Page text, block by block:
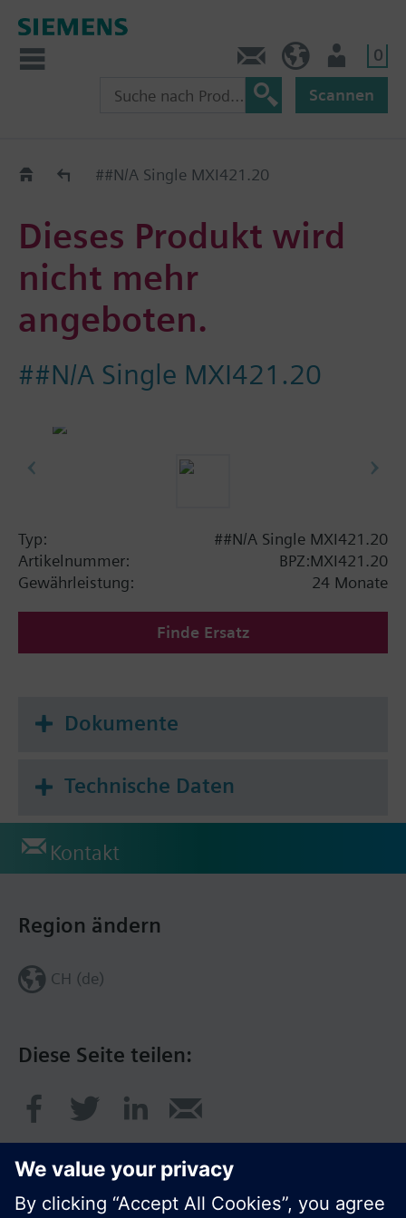
0
Scannen
Old2New##N/A Single MXI421.20
Dieses Produkt wird
nicht mehr
angeboten.
##N/A Single MXI421.20
Typ:
##N/A Single MXI421.20
Artikelnummer:
BPZ:MXI421.20
Gewährleistung:
24 Monate
Finde Ersatz
Dokumente
Technische Daten
Kontakt
Diese Seite teilen:
Region ändern
CH (de)